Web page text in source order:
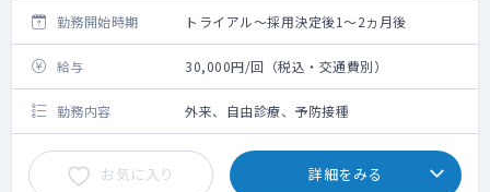
勤務開始時期 トライアル～採用決定後1～2ヵ月後
給与 30,000円/回（税込・交通費別）
勤務内容 外来、自由診療、予防接種
お気に入り 詳細をみる